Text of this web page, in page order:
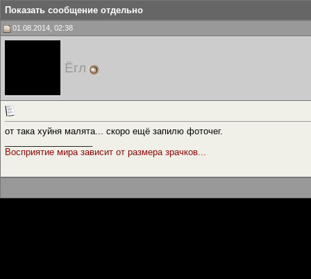
Показать сообщение отдельно
01.08.2014, 02:38
Ёгл
от така хуйня малята... скоро ещё запилю фоточег.
Восприятие мира зависит от размера зрачков...